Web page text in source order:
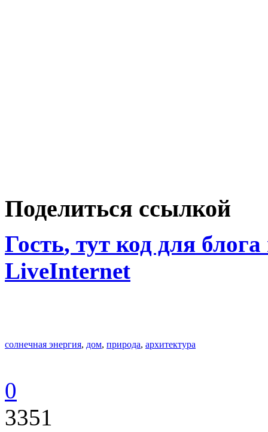
Поделиться ссылкой
Гость, тут код для
LiveInternet
солнечная энергия, дом, природа, архитектура
0
3351